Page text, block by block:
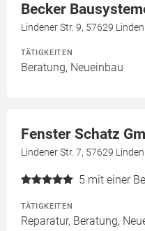
Becker
Lindener Str. 9, 57629
TÄTIGKEITEN
Beratung, Neueinbau
Fenster Schatz
Lindener Str. 7, 57629
5 mit einer
TÄTIGKEITEN
Reparatur, Beratung,